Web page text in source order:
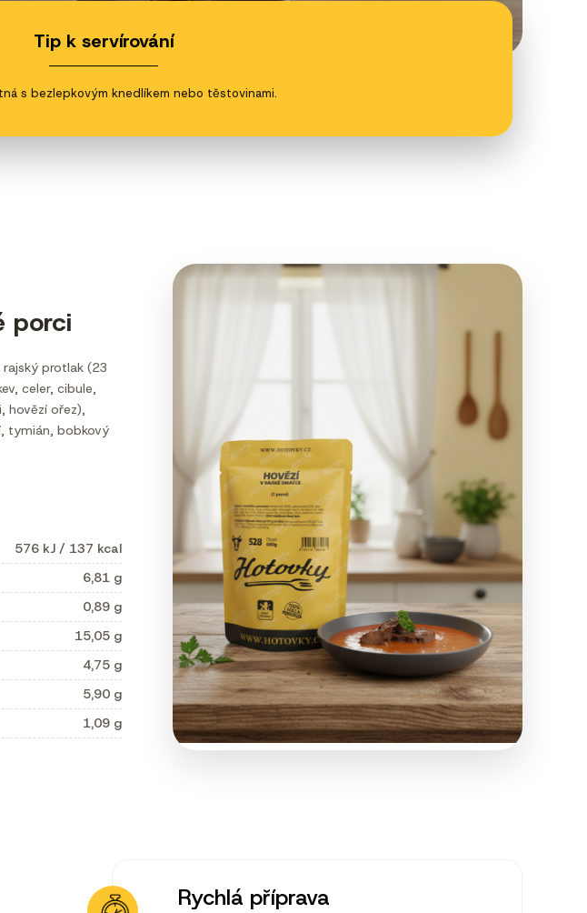
Tip k servírování
s bezlepkovým knedlíkem nebo těstovinami.
porci
protlak (23
celer, cibule,
hovězí ořez),
tymián, bobkový
576 kJ / 137 kcal
6,81 g
0,89 g
15,05 g
4,75 g
5,90 g
1,09 g
Rychlá příprava